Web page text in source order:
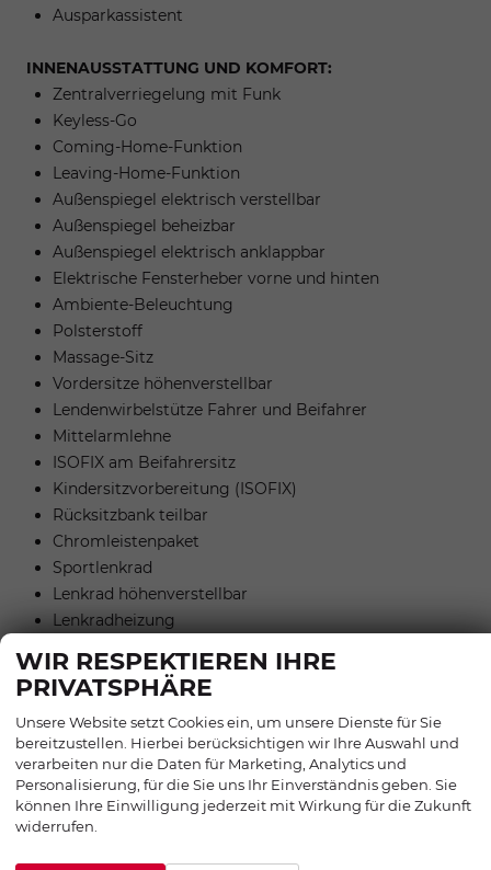
Ausparkassistent
INNENAUSSTATTUNG UND KOMFORT:
Zentralverriegelung mit Funk
Keyless-Go
Coming-Home-Funktion
Leaving-Home-Funktion
Außenspiegel elektrisch verstellbar
Außenspiegel beheizbar
Außenspiegel elektrisch anklappbar
Elektrische Fensterheber vorne und hinten
Ambiente-Beleuchtung
Polsterstoff
Massage-Sitz
Vordersitze höhenverstellbar
Lendenwirbelstütze Fahrer und Beifahrer
Mittelarmlehne
ISOFIX am Beifahrersitz
Kindersitzvorbereitung (ISOFIX)
Rücksitzbank teilbar
Chromleistenpaket
Sportlenkrad
Lenkrad höhenverstellbar
Lenkradheizung
Komfortsitz
EXTRAS:
Metallic
Dachreling
LM-Felgen
Sommerreifen
WIR RESPEKTIEREN IHRE
PRIVATSPHÄRE
Unsere Website setzt Cookies ein, um unsere Dienste für Sie
bereitzustellen. Hierbei berücksichtigen wir Ihre Auswahl und
verarbeiten nur die Daten für Marketing, Analytics und
Personalisierung, für die Sie uns Ihr Einverständnis geben. Sie
können Ihre Einwilligung jederzeit mit Wirkung für die Zukunft
widerrufen.